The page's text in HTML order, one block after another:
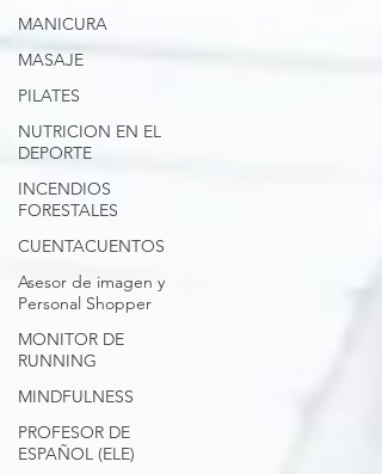
MANICURA
MASAJE
PILATES
NUTRICION EN EL
DEPORTE
INCENDIOS
FORESTALES
CUENTACUENTOS
Asesor de imagen y
Personal Shopper
MONITOR DE
RUNNING
MINDFULNESS
PROFESOR DE
ESPAÑOL (ELE)